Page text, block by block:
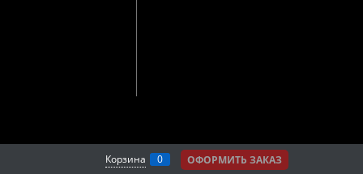
Корзина 0 ОФОРМИТЬ ЗАКАЗ